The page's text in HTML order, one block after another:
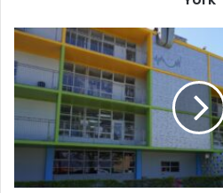
Nueva
York
CCSS
urge
proceso
de
contratación
la
construcción
de